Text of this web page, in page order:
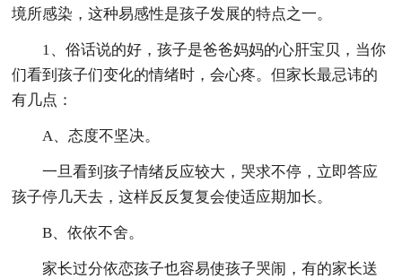
境所感染，这种易感性是孩子发展的特点之一。
1、俗话说的好，孩子是爸爸妈妈的心肝宝贝，当你
们看到孩子们变化的情绪时，会心疼。但家长最忌讳的
有几点：
A、态度不坚决。
一旦看到孩子情绪反应较大，哭求不停，立即答应
孩子停几天去，这样反反复复会使适应期加长。
B、依依不舍。
家长过分依恋孩子也容易使孩子哭闹，有的家长送